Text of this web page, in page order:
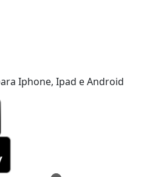
Iphone, Ipad e Android